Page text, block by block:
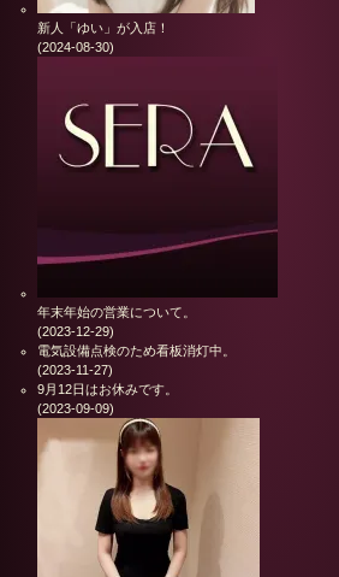
新人「ゆい」が入店！
(2024-08-30)
年末年始の営業について。
(2023-12-29)
電気設備点検のため看板消灯中。
(2023-11-27)
9月12日はお休みです。
(2023-09-09)